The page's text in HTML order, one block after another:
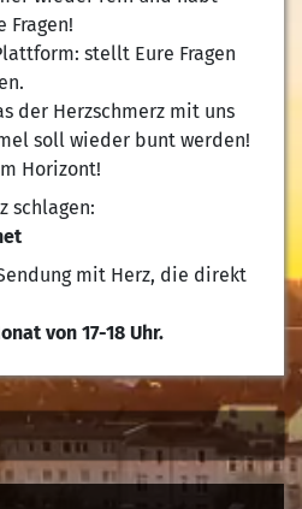
stellt Eure Fragen
der Herzschmerz mit uns
soll wieder bunt werden!
Horizont!
schlagen:
mit Herz, die direkt
von 17-18 Uhr.